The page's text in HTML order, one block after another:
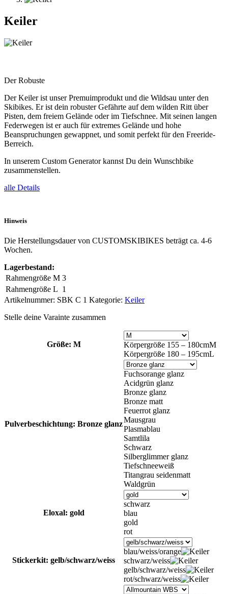
Keiler
Der Robuste
Der Keiler ist unser Premuimprodukt und die Wildsau unter den
Skibikes. Er ist dein robuster Gefährte auf dem wilden Ritt über
Pisten, dem freiem Gelände oder im Tiefschnee. Mit seinen langen
Federwegen ist er auch für extremes Gelände und hohe
Beanspruchungen gewappnet, und somit perfekt für den Freeride-
Berreich.
In unserem Custom Generator kannst Du dein Wunschbike
zusammenstellen.
alle Details
Hinweis
Die Herstellungsdauer von CUSTOMSKIBIKES beträgt ca. 4-6
Wochen.
Lagerbestand:
Rahmengröße M 3
Rahmengröße L 1
Artikelnummer: SBK C 1 Kategorie: Keiler
Stelle deine Varainte zusammen
Größe: M Körpergröße 155 – 180cmM
Körpergröße 180 – 195cmL
Pulverbeschichtung: Bronze glanz
Fuchsorange glanz
Acidgrün glanz
Bronze glanz
Bronze matt
Feuerrot glanz
Mausgrau
Plasmablau
Samtlila
Schwarz
Silberglimmer glanz
Tiefschneeweiß
Titangrau seidenmatt
Waldgrün
Eloxal: gold
schwarz
blau
gold
rot
Stickerkit: gelb/schwarz/weiss
blau/weiss/orange
schwarz/weiss
gelb/schwarz/weiss
rot/schwarz/weiss